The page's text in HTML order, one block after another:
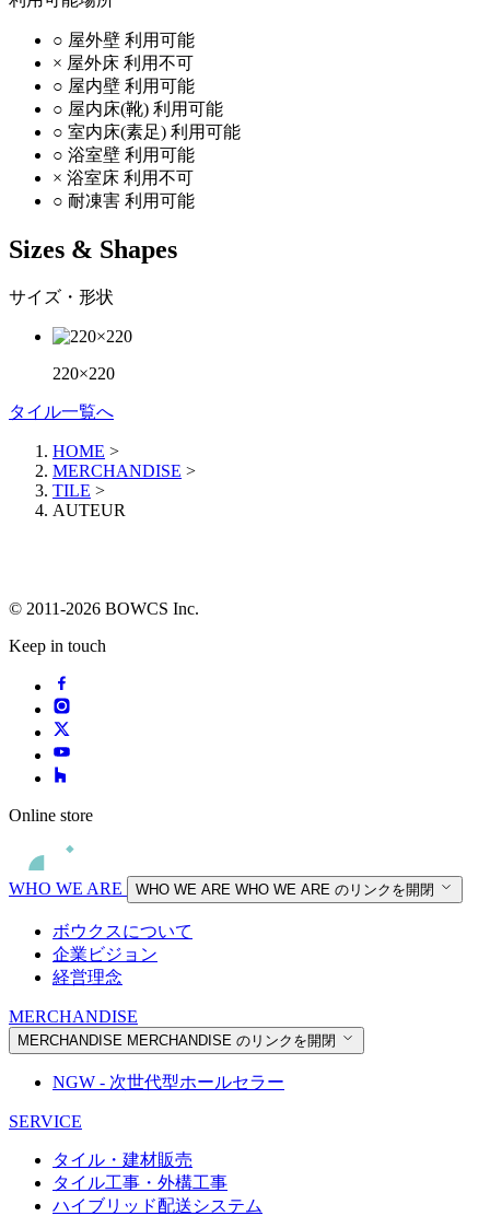
○ 屋外壁 利用可能
× 屋外床 利用不可
○ 屋内壁 利用可能
○ 屋内床(靴) 利用可能
○ 室内床(素足) 利用可能
○ 浴室壁 利用可能
× 浴室床 利用不可
○ 耐凍害 利用可能
Sizes & Shapes
サイズ・形状
220×220
タイル一覧へ
HOME >
MERCHANDISE >
TILE >
AUTEUR
© 2011-2026 BOWCS Inc.
Keep in touch
Online store
WHO WE ARE WHO WE ARE WHO WE ARE のリンクを開閉
ボウクスについて
企業ビジョン
経営理念
MERCHANDISE
MERCHANDISE MERCHANDISE のリンクを開閉
NGW - 次世代型ホールセラー
SERVICE
タイル・建材販売
タイル工事・外構工事
ハイブリッド配送システム